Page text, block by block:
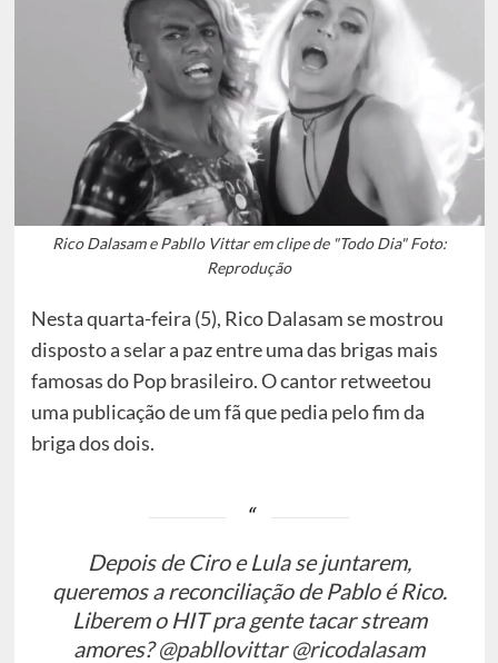
Rico Dalasam e Pabllo Vittar em clipe de "Todo Dia" Foto:
Reprodução
Nesta quarta-feira (5), Rico Dalasam se mostrou
disposto a selar a paz entre uma das brigas mais
famosas do Pop brasileiro. O cantor retweetou
uma publicação de um fã que pedia pelo fim da
briga dos dois.
Depois de Ciro e Lula se juntarem,
queremos a reconciliação de Pablo é Rico.
Liberem o HIT pra gente tacar stream
amores?@pabllovittar @ricodalasam